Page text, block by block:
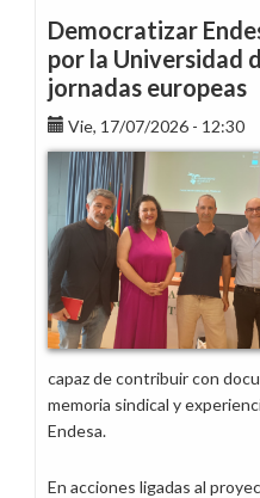
la
oportunidad
y
las
garantías
Democratizar
por la Universidad
jornadas europeas
Vie, 17/07/2026 - 12:30
capaz de contribuir con
memoria sindical y
Endesa.
En acciones ligadas al